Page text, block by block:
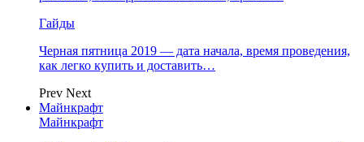
Гайды
Черная пятница 2019 — дата начала, время проведения,
как легко купить и доставить…
Prev Next
Майнкрафт
Майнкрафт